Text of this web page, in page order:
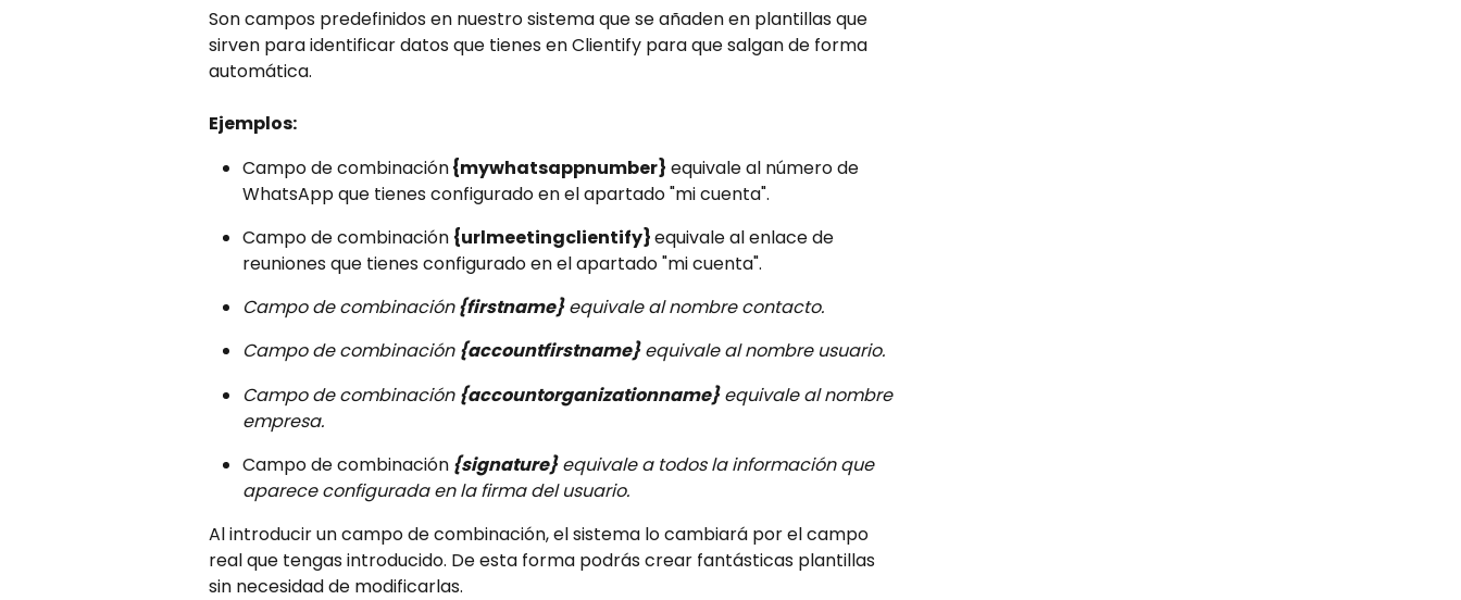
Son campos predefinidos en nuestro sistema que se añaden en plantillas que
sirven para identificar datos que tienes en Clientify para que salgan de forma
automática.
Ejemplos:
Campo de combinación {mywhatsappnumber} equivale al número de
WhatsApp que tienes configurado en el apartado "mi cuenta".
Campo de combinación {urlmeetingclientify} equivale al enlace de
reuniones que tienes configurado en el apartado "mi cuenta".
Campo de combinación {firstname} equivale al nombre contacto.
Campo de combinación {accountfirstname} equivale al nombre usuario.
Campo de combinación {accountorganizationname} equivale al nombre
empresa.
Campo de combinación {signature} equivale a todos la información que
aparece configurada en la firma del usuario.
Al introducir un campo de combinación, el sistema lo cambiará por el campo
real que tengas introducido. De esta forma podrás crear fantásticas plantillas
sin necesidad de modificarlas.